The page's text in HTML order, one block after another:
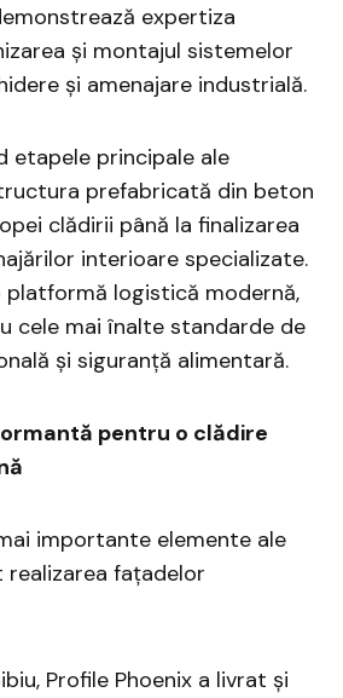
expertiza
și montajul sistemelor
și amenajare industrială.
etapele principale ale
prefabricată din beton
clădirii până la finalizarea
interioare specializate.
platformă logistică modernă,
cele mai înalte standarde de
și siguranță alimentară.
pentru o clădire
importante elemente ale
fațadelor
Profile Phoenix a livrat și